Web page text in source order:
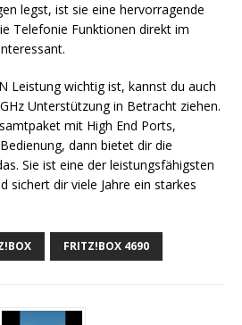
legst, ist sie eine hervorragende
Telefonie Funktionen direkt im
Leistung wichtig ist, kannst du auch
Unterstützung in Betracht ziehen.
mit High End Ports,
dann bietet dir die
Sie ist eine der leistungsfähigsten
sichert dir viele Jahre ein starkes
FRITZ!BOX 4690